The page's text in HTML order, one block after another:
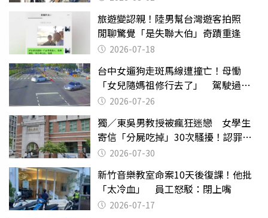
旅遊變認親！陸男幫台灣遊客拍照
閒聊驚覺「是失聯大伯」奇蹟重逢
2026-07-18
台中女遛狗走斑馬線遭撞亡！母慟
「女兒隨媽祖修行去了」 駕駛過失
致死判9月
2026-07-26
獨／東吳男教授被瘋狂迷戀 女學生
寄信「分屍吃掉」30次騷擾！認罪免
關 2026-07-30
新竹音樂教室命案10天後復課！他批
「太冷血」 員工怒駁：閉上嘴
2026-07-17